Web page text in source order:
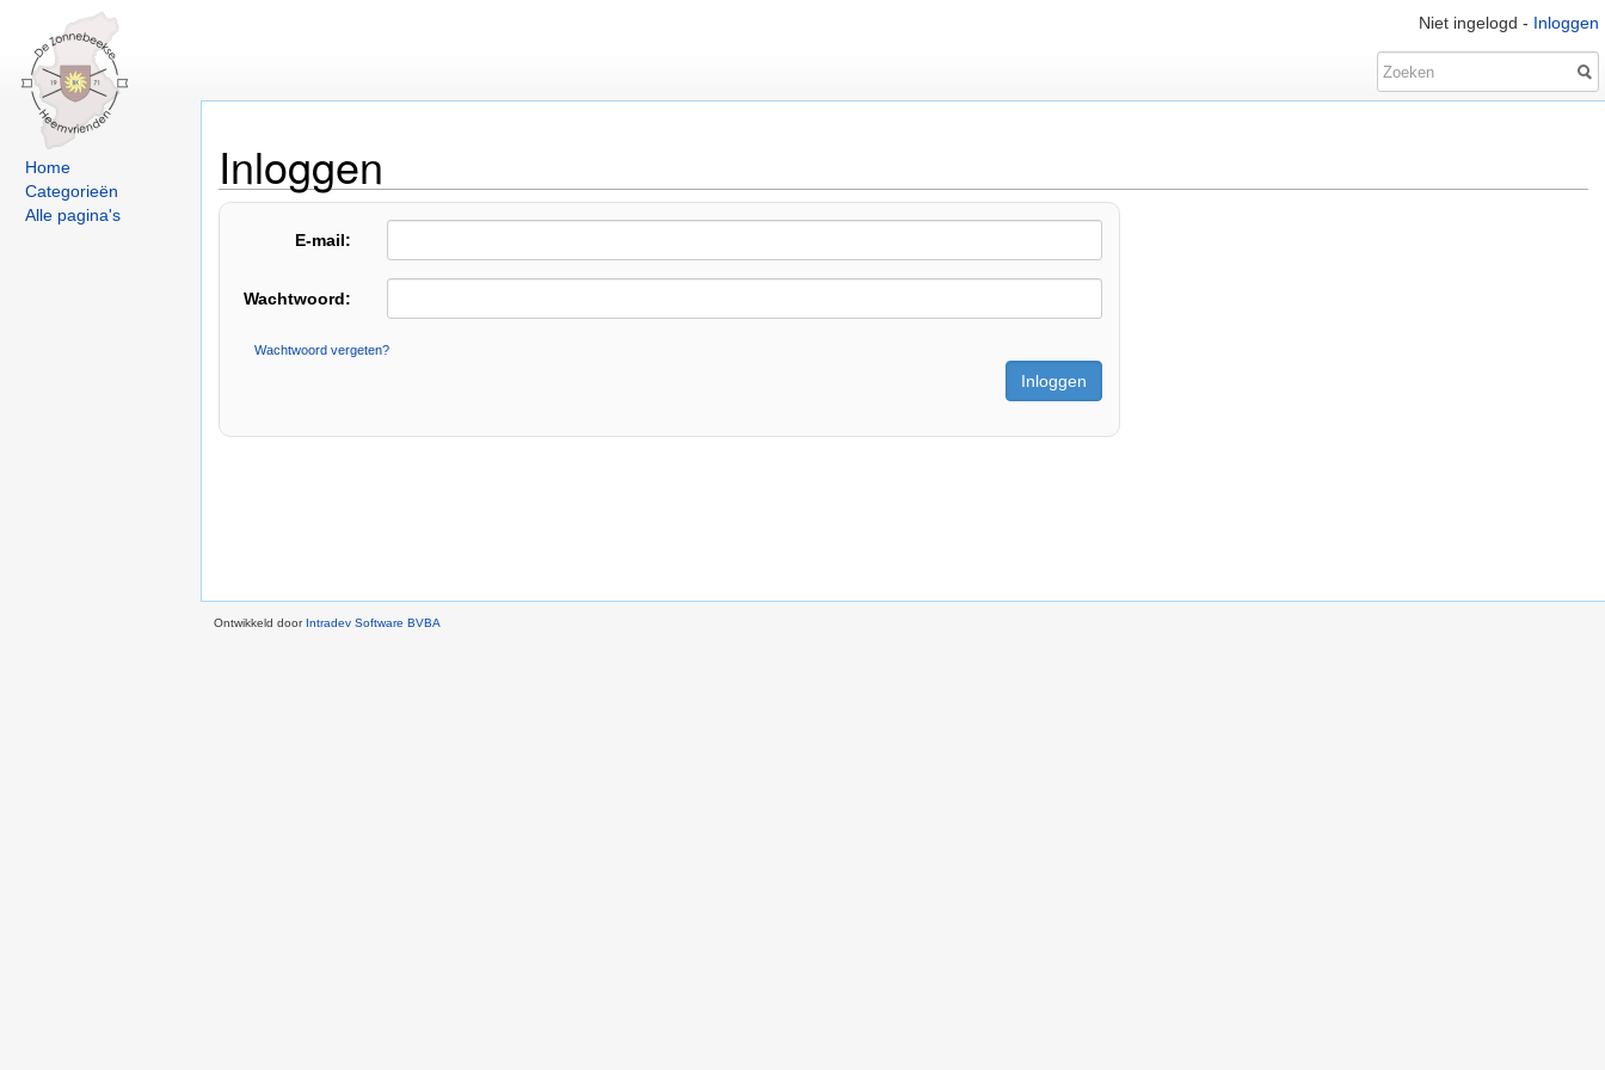
Niet ingelogd - Inloggen
Home
Categorieën
Alle pagina's
Inloggen
E-mail:
Wachtwoord:
Wachtwoord vergeten?
Ontwikkeld door Intradev Software BVBA